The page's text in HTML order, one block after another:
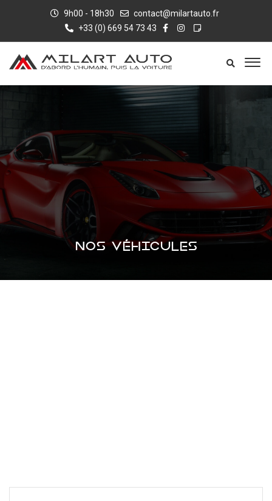
9h00 - 18h30
contact@milartauto.fr
+33 (0) 669 54 73 43
NOS VÉHICULES